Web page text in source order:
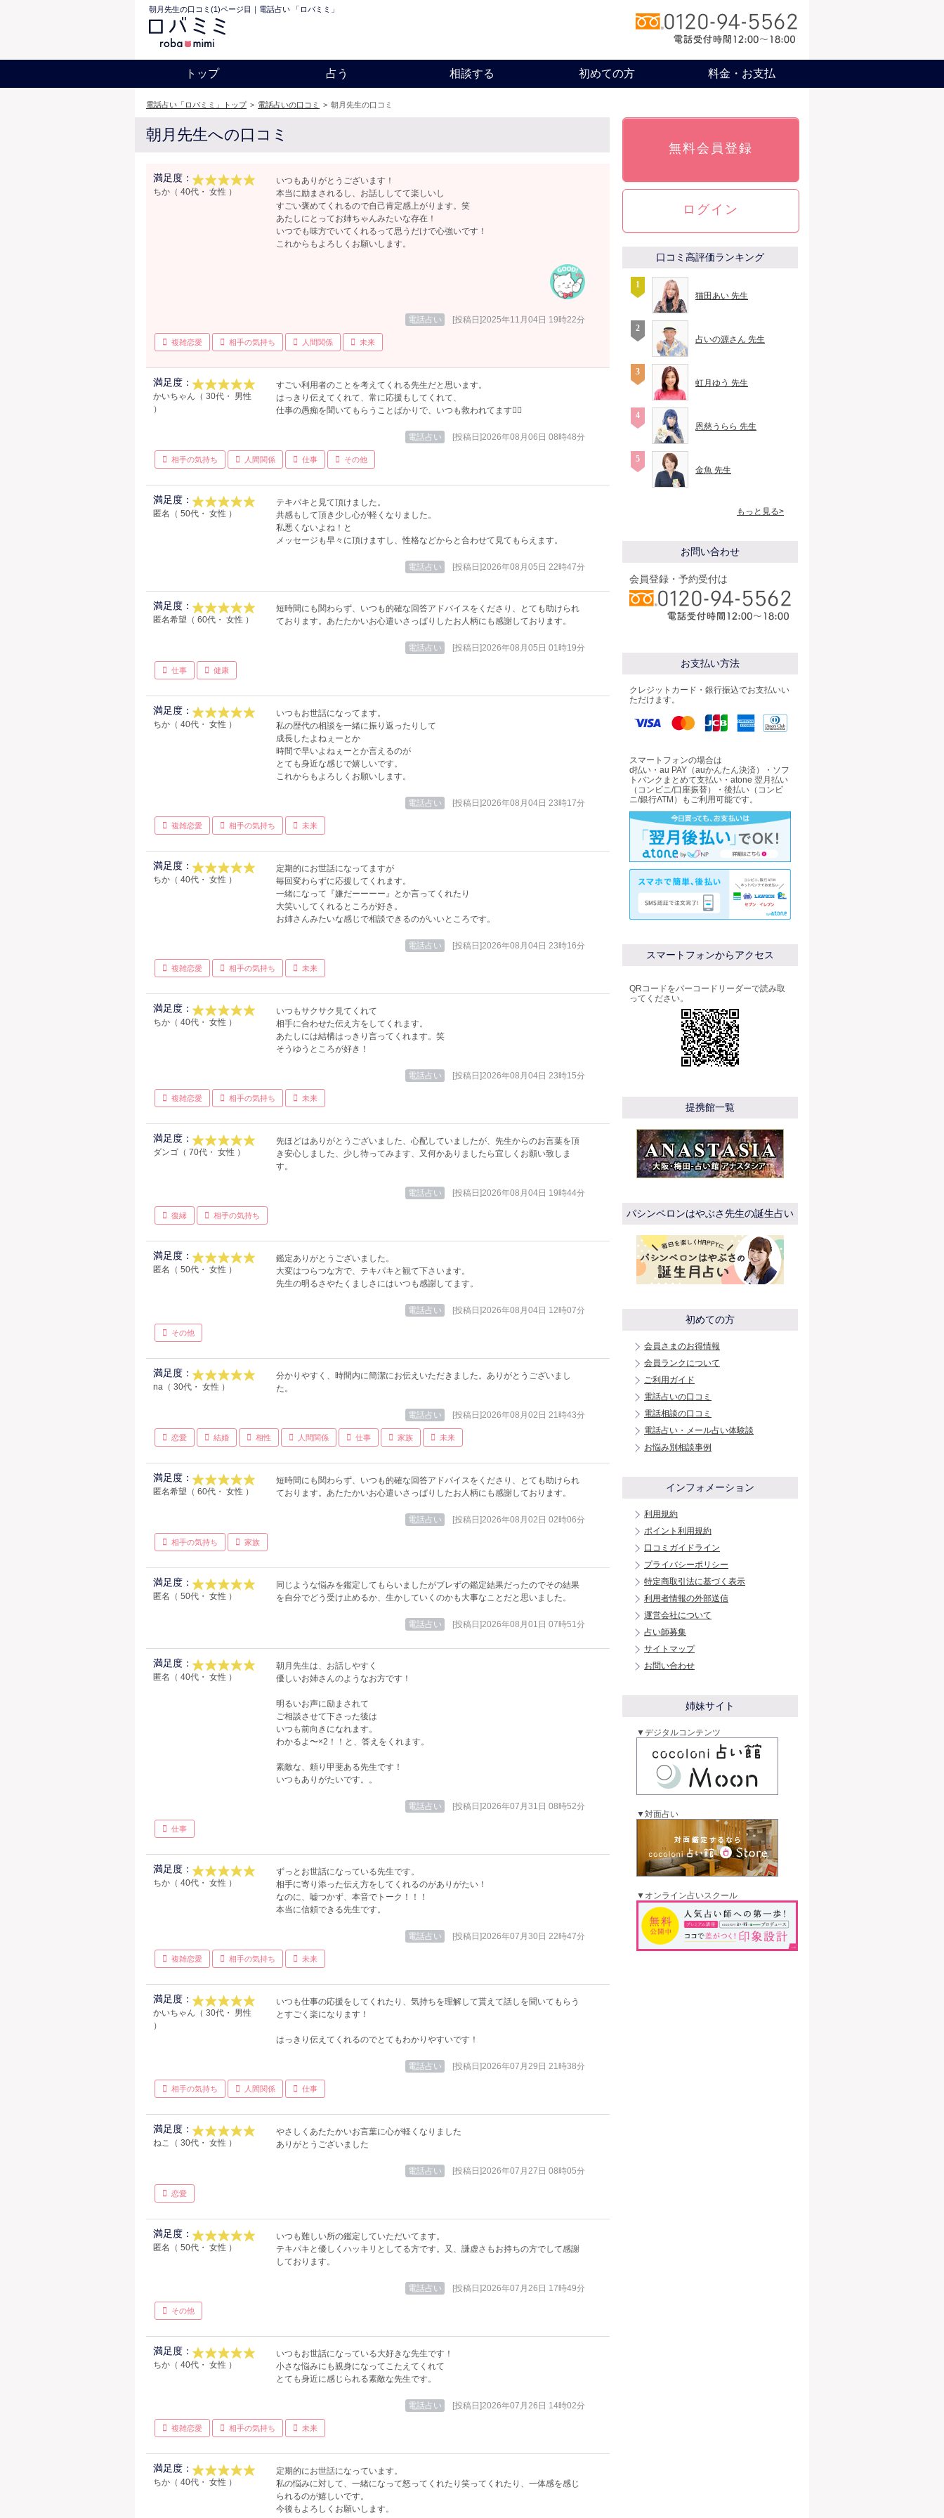
朝月先生の口コミ(1)ページ目｜電話占い 「ロバミミ」
トップ 占う 相談する 初めての方 料金・お支払
電話占い「ロバミミ」トップ > 電話占いの口コミ > 朝月先生の口コミ
朝月先生への口コミ
満足度：
ちか（ 40代・ 女性 ）
いつもありがとうございます！
本当に励まされるし、お話ししてて楽しいし
すごい褒めてくれるので自己肯定感上がります。笑
あたしにとってお姉ちゃんみたいな存在！
いつでも味方でいてくれるって思うだけで心強いです！
これからもよろしくお願いします。
電話占い [投稿日]2025年11月04日 19時22分
複雑恋愛 相手の気持ち 人間関係 未来
満足度：
かいちゃん（ 30代・ 男性
）
すごい利用者のことを考えてくれる先生だと思います。
はっきり伝えてくれて、常に応援もしてくれて、
仕事の愚痴を聞いてもらうことばかりで、いつも救われてます🙂‍↕️
電話占い [投稿日]2026年08月06日 08時48分
相手の気持ち 人間関係 仕事 その他
満足度：
匿名（ 50代・ 女性 ）
テキパキと見て頂けました。
共感もして頂き少し心が軽くなりました。
私悪くないよね！と
メッセージも早々に頂けますし、性格などからと合わせて見てもらえます。
電話占い [投稿日]2026年08月05日 22時47分
満足度：
匿名希望（ 60代・ 女性 ）
短時間にも関わらず、いつも的確な回答アドバイスをくださり、とても助けられ
ております。あたたかいお心遣いさっぱりしたお人柄にも感謝しております。
電話占い [投稿日]2026年08月05日 01時19分
仕事 健康
満足度：
ちか（ 40代・ 女性 ）
いつもお世話になってます。
私の歴代の相談を一緒に振り返ったりして
成長したよねぇーとか
時間で早いよねぇーとか言えるのが
とても身近な感じで嬉しいです。
これからもよろしくお願いします。
電話占い [投稿日]2026年08月04日 23時17分
複雑恋愛 相手の気持ち 未来
満足度：
ちか（ 40代・ 女性 ）
定期的にお世話になってますが
毎回変わらずに応援してくれます。
一緒になって『嫌だーーーー』とか言ってくれたり
大笑いしてくれるところが好き。
お姉さんみたいな感じで相談できるのがいいところです。
電話占い [投稿日]2026年08月04日 23時16分
複雑恋愛 相手の気持ち 未来
満足度：
ちか（ 40代・ 女性 ）
いつもサクサク見てくれて
相手に合わせた伝え方をしてくれます。
あたしには結構はっきり言ってくれます。笑
そうゆうところが好き！
電話占い [投稿日]2026年08月04日 23時15分
複雑恋愛 相手の気持ち 未来
満足度：
ダンゴ（ 70代・ 女性 ）
先ほどはありがとうございました、心配していましたが、先生からのお言葉を頂
き安心しました、少し待ってみます、又何かありましたら宜しくお願い致しま
す。
電話占い [投稿日]2026年08月04日 19時44分
復縁 相手の気持ち
満足度：
匿名（ 50代・ 女性 ）
鑑定ありがとうございました。
大変はつらつな方で、テキパキと観て下さいます。
先生の明るさやたくましさにはいつも感謝してます。
電話占い [投稿日]2026年08月04日 12時07分
その他
満足度：
na（ 30代・ 女性 ）
分かりやすく、時間内に簡潔にお伝えいただきました。ありがとうございまし
た。
電話占い [投稿日]2026年08月02日 21時43分
恋愛 結婚 相性 人間関係 仕事 家族 未来
満足度：
匿名希望（ 60代・ 女性 ）
短時間にも関わらず、いつも的確な回答アドバイスをくださり、とても助けられ
ております。あたたかいお心遣いさっぱりしたお人柄にも感謝しております。
電話占い [投稿日]2026年08月02日 02時06分
相手の気持ち 家族
満足度：
匿名（ 50代・ 女性 ）
同じような悩みを鑑定してもらいましたがブレずの鑑定結果だったのでその結果
を自分でどう受け止めるか、生かしていくのかも大事なことだと思いました。
電話占い [投稿日]2026年08月01日 07時51分
満足度：
匿名（ 40代・ 女性 ）
朝月先生は、お話しやすく
優しいお姉さんのようなお方です！
明るいお声に励まされて
ご相談させて下さった後は
いつも前向きになれます。
わかるよ〜×2！！と、答えをくれます。
素敵な、頼り甲斐ある先生です！
いつもありがたいです。。
電話占い [投稿日]2026年07月31日 08時52分
仕事
満足度：
ちか（ 40代・ 女性 ）
ずっとお世話になっている先生です。
相手に寄り添った伝え方をしてくれるのがありがたい！
なのに、嘘つかず、本音でトーク！！！
本当に信頼できる先生です。
電話占い [投稿日]2026年07月30日 22時47分
複雑恋愛 相手の気持ち 未来
満足度：
かいちゃん（ 30代・ 男性
）
いつも仕事の応援をしてくれたり、気持ちを理解して貰えて話しを聞いてもらう
とすごく楽になります！
はっきり伝えてくれるのでとてもわかりやすいです！
電話占い [投稿日]2026年07月29日 21時38分
相手の気持ち 人間関係 仕事
満足度：
ねこ（ 30代・ 女性 ）
やさしくあたたかいお言葉に心が軽くなりました
ありがとうございました
電話占い [投稿日]2026年07月27日 08時05分
恋愛
満足度：
匿名（ 50代・ 女性 ）
いつも難しい所の鑑定していただいてます。
テキパキと優しくハッキリとしてる方です。又、謙虚さもお持ちの方でして感謝
しております。
電話占い [投稿日]2026年07月26日 17時49分
その他
満足度：
ちか（ 40代・ 女性 ）
いつもお世話になっている大好きな先生です！
小さな悩みにも親身になってこたえてくれて
とても身近に感じられる素敵な先生です。
電話占い [投稿日]2026年07月26日 14時02分
複雑恋愛 相手の気持ち 未来
満足度：
ちか（ 40代・ 女性 ）
定期的にお世話になっています。
私の悩みに対して、一緒になって怒ってくれたり笑ってくれたり、一体感を感じ
られるのが嬉しいです。
今後もよろしくお願いします。
無料会員登録
ログイン
口コミ高評価ランキング
猫田あい 先生
占いの源さん 先生
虹月ゆう 先生
恩慈うらら 先生
金魚 先生
もっと見る>
お問い合わせ
会員登録・予約受付は
お支払い方法
クレジットカード・銀行振込でお支払いい
ただけます。
スマートフォンの場合は
d払い・au PAY（auかんたん決済）・ソフ
トバンクまとめて支払い・atone 翌月払い
（コンビニ/口座振替）・後払い（コンビ
ニ/銀行ATM）もご利用可能です。
スマートフォンからアクセス
QRコードをバーコードリーダーで読み取
ってください。
提携館一覧
パシンペロンはやぶさ先生の誕生占い
初めての方
会員さまのお得情報
会員ランクについて
ご利用ガイド
電話占いの口コミ
電話相談の口コミ
電話占い・メール占い体験談
お悩み別相談事例
インフォメーション
利用規約
ポイント利用規約
口コミガイドライン
プライバシーポリシー
特定商取引法に基づく表示
利用者情報の外部送信
運営会社について
占い師募集
サイトマップ
お問い合わせ
姉妹サイト
▼デジタルコンテンツ
▼対面占い
▼オンライン占いスクール